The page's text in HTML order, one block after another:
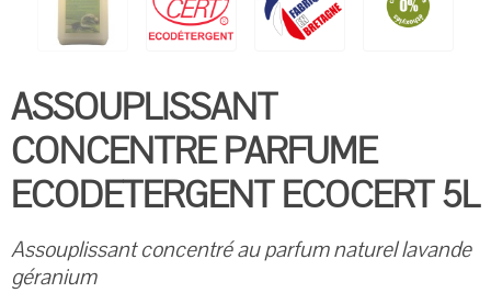
ASSOUPLISSANT
CONCENTRE PARFUME
ECODETERGENT ECOCERT 5L
Assouplissant concentré au parfum naturel lavande
géranium